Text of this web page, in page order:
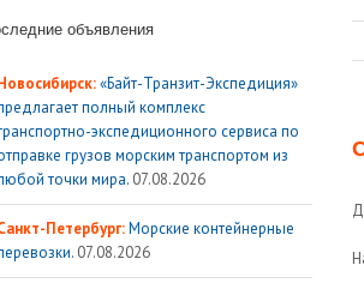
объявления
«Байт-Транзит-Экспедиция»
полный комплекс
экспедиционного сервиса по
грузов морским транспортом из
точки мира. 07.08.2026
Петербург:Морские контейнерные
07.08.2026